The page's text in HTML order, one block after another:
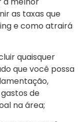
as taxas que
e como atrairá
quaisquer
que você possa
de
na área;